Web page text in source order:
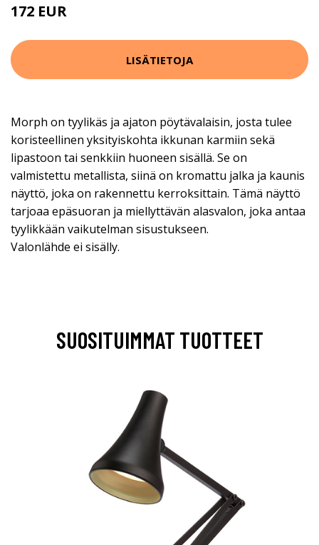
172 EUR
LISÄTIETOJA
Morph on tyylikäs ja ajaton pöytävalaisin, josta tulee
koristeellinen yksityiskohta ikkunan karmiin sekä
lipastoon tai senkkiin huoneen sisällä. Se on
valmistettu metallista, siinä on kromattu jalka ja kaunis
näyttö, joka on rakennettu kerroksittain. Tämä näyttö
tarjoaa epäsuoran ja miellyttävän alasvalon, joka antaa
tyylikkään vaikutelman sisustukseen.
Valonlähde ei sisälly.
SUOSITUIMMAT TUOTTEET